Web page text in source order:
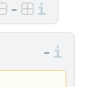
negativ bewerten
– positiv bewerten
–